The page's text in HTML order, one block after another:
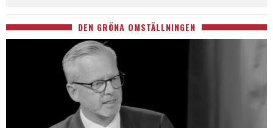
DEN GRÖNA OMSTÄLLNINGEN